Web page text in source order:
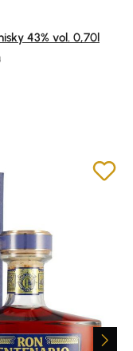
von 5 Sternen
43% vol. 0,70l